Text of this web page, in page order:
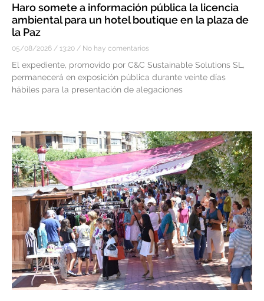
Haro somete a información pública la licencia
ambiental para un hotel boutique en la plaza de
la Paz
05/08/2026 13:20 No hay comentarios
El expediente, promovido por C&C Sustainable Solutions SL,
permanecerá en exposición pública durante veinte días
hábiles para la presentación de alegaciones